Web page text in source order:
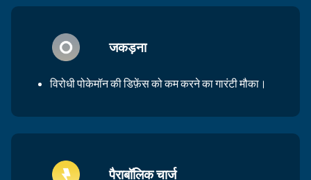
जकड़ना
विरोधी पोकेमॉन की डिफ़ेंस को कम करने का गारंटी मौका।
पैराबॉलिक​ चार्ज